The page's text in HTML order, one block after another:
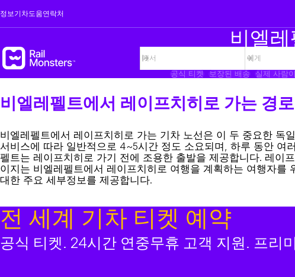
정보 기차도움연락처
비엘
공식 티켓
보장된 배송 실제 사람
비엘레펠트에서 레이프치히로 가는 경
비엘레펠트에서 레이프치히로 가는 기차 노선은 이 두 중요한 독
서비스에 따라 일반적으로 4~5시간 정도 소요되며, 하루 동안 여
펠트는 레이프치히로 가기 전에 조용한 출발을 제공합니다. 레이
이지는 비엘레펠트에서 레이프치히로 여행을 계획하는 여행자
대한 주요 세부정보를 제공합니다.
전 세계 기차 티켓 예약
공식 티켓. 24시간 연중무휴 고객 지원. 프리